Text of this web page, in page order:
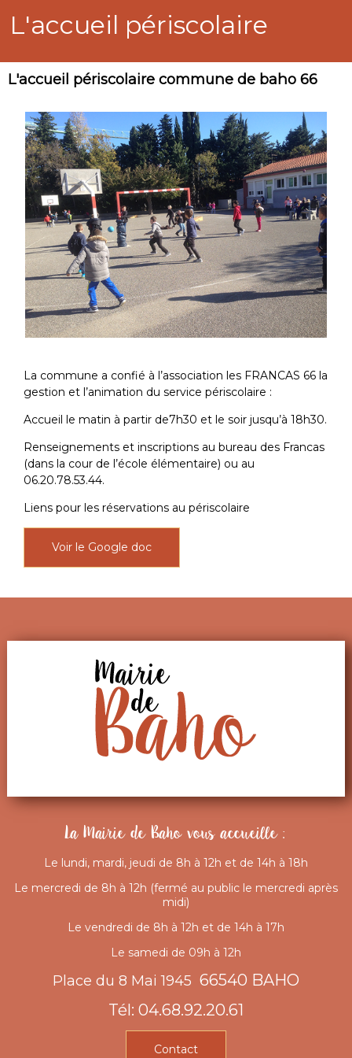
L'accueil périscolaire
L'accueil périscolaire commune de baho 66
La commune a confié à l’association les FRANCAS 66 la
gestion et l’animation du service périscolaire :
Accueil le matin à partir de7h30 et le soir jusqu’à 18h30.
Renseignements et inscriptions au bureau des Francas
(dans la cour de l’école élémentaire) ou au
06.20.78.53.44.
Liens pour les réservations au périscolaire
Voir le Google doc
La Mairie de Baho vous accueille :
Le lundi, mardi, jeudi de 8h à 12h et de 14h à 18h
Le mercredi de 8h à 12h (fermé au public le mercredi après
midi)
Le vendredi de 8h à 12h et de 14h à 17h
Le samedi de 09h à 12h
Place du 8 Mai 1945 66540 BAHO
Tél: 04.68.92.20.61
Contact